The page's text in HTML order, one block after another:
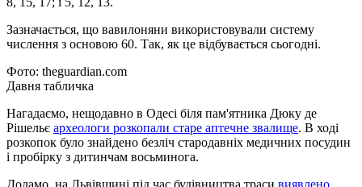
Зазначається, що вавилоняни використовували систему
числення з основою 60. Так, як це відбувається сьогодні.
Фото: theguardian.com
Давня табличка
Нагадаємо, нещодавно в Одесі біля пам'ятника Дюку де
Рішельє археологи розкопали старе аптечне звалище. В ході
розкопок було знайдено безліч стародавніх медичних посудин
і пробірку з дитинчам восьминога.
Додамо, на Львівщині під час будівництва траси виявлено